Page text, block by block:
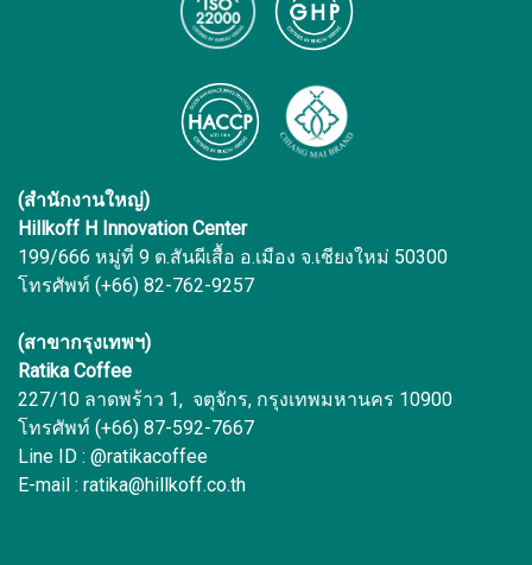
(สำนักงานใหญ่)
Hillkoff H Innovation Center
199/666 หมู่ที่ 9 ต.สันผีเสื้อ อ.เมือง จ.เชียงใหม่ 50300
โทรศัพท์ (+66) 82-762-9257
(สาขากรุงเทพฯ)
Ratika Coffee
227/10 ลาดพร้าว 1, จตุจักร, กรุงเทพมหานคร 10900
โทรศัพท์ (+66) 87-592-7667
Line ID : @ratikacoffee
E-mail : ratika@hillkoff.co.th